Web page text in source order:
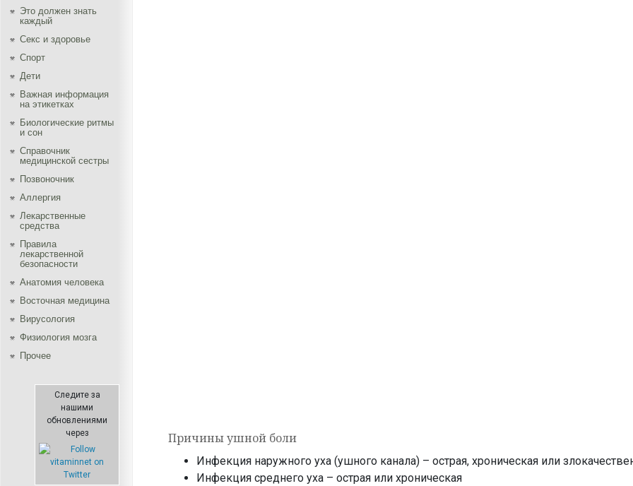
Это должен знать
каждый
Секс и здоровье
Спорт
Дети
Важная информация
на этикетках
Биологические ритмы
и сон
Справочник
медицинской сестры
Позвоночник
Аллергия
Лекарственные
средства
Правила
лекарственной
безопасности
Aнатомия человека
Восточная медицина
Вирусология
Физиология мозга
Прочее
Следите за
нашими
обновлениями
через
Причины ушной боли
Инфекция наружного уха (ушного канала) – острая, хроническая или
Инфекция среднего уха – острая или хроническая